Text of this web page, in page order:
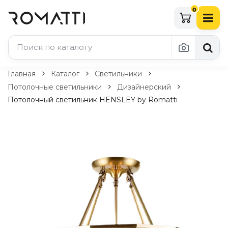
0
Каталог Romatti
Свет и освещение
Бра и настенные светильники
Главная Каталог
Светильники
Потолочные светильники
Дизайнерский
Потолочный светильник HENSLEY by Romatti